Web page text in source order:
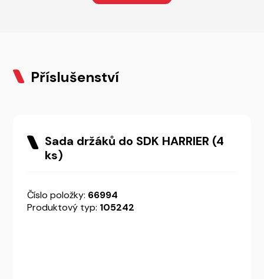
Příslušenství
Sada držáků do SDK HARRIER (4
ks)
Číslo položky: 66994
Produktový typ: 105242